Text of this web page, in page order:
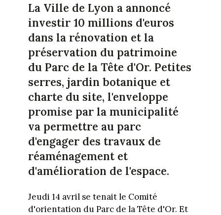
La Ville de Lyon a annoncé
investir 10 millions d'euros
dans la rénovation et la
préservation du patrimoine
du Parc de la Tête d'Or. Petites
serres, jardin botanique et
charte du site, l'enveloppe
promise par la municipalité
va permettre au parc
d'engager des travaux de
réaménagement et
d'amélioration de l'espace.
Jeudi 14 avril se tenait le Comité
d'orientation du Parc de la Tête d'Or. Et